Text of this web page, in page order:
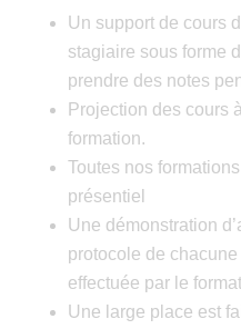
Un support de cours
stagiaire sous forme
prendre des notes
Projection des cours
formation.
Toutes nos
présentiel
Une démonstration
protocole de
effectuée par le
Une large place est